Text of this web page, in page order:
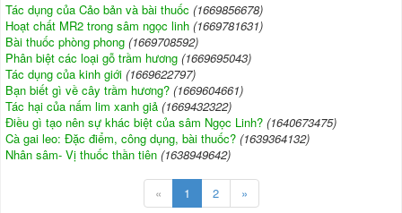
Tác dụng của Cảo bản và bài thuốc (1669856678)
Hoạt chất MR2 trong sâm ngọc linh (1669781631)
Bài thuốc phòng phong (1669708592)
Phân biệt các loại gỗ trầm hương (1669695043)
Tác dụng của kinh giới (1669622797)
Bạn biết gì về cây trầm hương? (1669604661)
Tác hại của nấm lim xanh giả (1669432322)
Điều gì tạo nên sự khác biệt của sâm Ngọc Linh? (1640673475)
Cà gai leo: Đặc điểm, công dụng, bài thuốc? (1639364132)
Nhân sâm- Vị thuốc thần tiên (1638949642)
« 1 2 »